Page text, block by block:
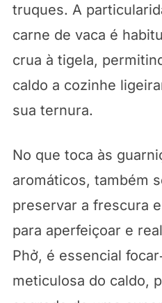
truques. A
carne de vaca é
crua à tigela,
caldo a cozinhe
sua ternura.
No que toca às
aromáticos, também
preservar a frescura
para aperfeiçoar e
Phở, é essencial
meticulosa do caldo,